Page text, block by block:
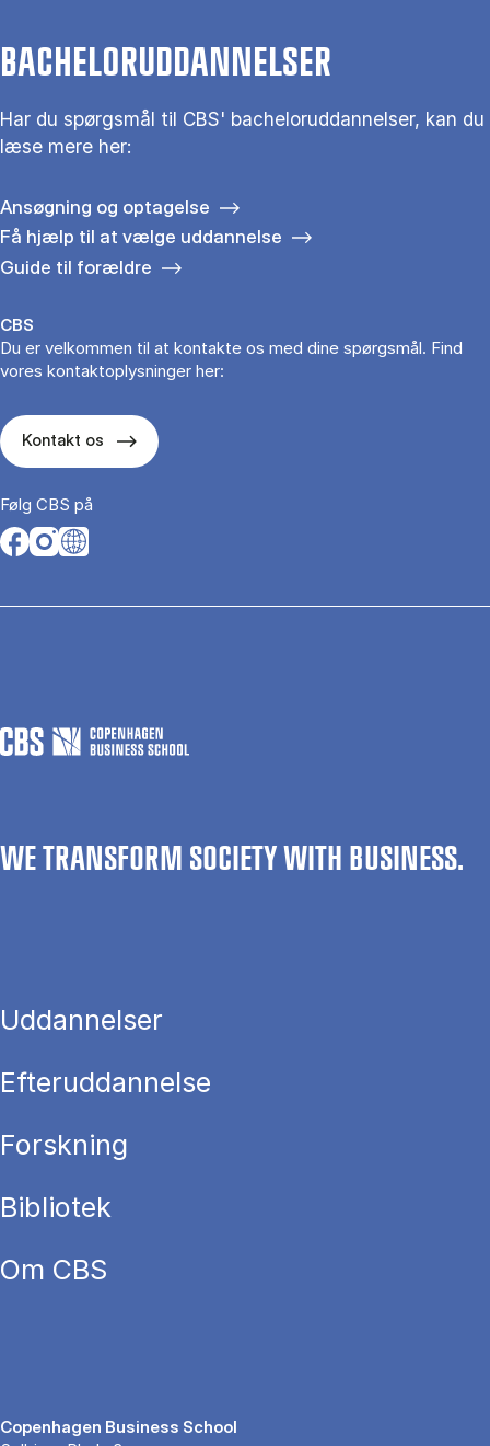
BACHELORUDDANNELSER
Har du spørgsmål til CBS' bacheloruddannelser, kan du
læse mere her:
Ansøgning og optagelse
Få hjælp til at vælge uddannelse
Guide til forældre
CBS
Du er velkommen til at kontakte os med dine spørgsmål. Find
vores kontaktoplysninger her:
Kontakt os
Følg CBS på
Opens in a new tab
Opens in a new tab
Opens in a new tab
WE TRANSFORM SOCIETY WITH BUSINESS.
Uddannelser
Efteruddannelse
Forskning
Bibliotek
Om CBS
Copenhagen Business School